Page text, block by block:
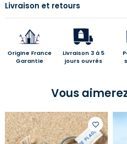
Livraison et retours
Origine France
Garantie
Livraison 3 à 5
jours ouvrés
Vous
Ajouter